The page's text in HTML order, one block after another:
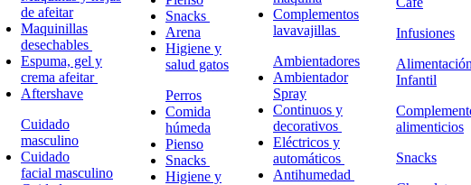
de afeitar
Maquinillas
desechables
Espuma, gel y
crema afeitar
Aftershave
Cuidado
masculino
Cuidado
facial masculino
Snacks
Arena
Higiene y
salud gatos
Perros
Comida
húmeda
Pienso
Snacks
Higiene y
Complementos
lavavajillas
Ambientadores
Ambientador
Spray
Continuos y
decorativos
Eléctricos y
automáticos
Antihumedad
Infusiones
Infantil
alimenticios
Snacks